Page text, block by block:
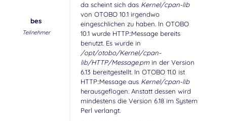
bes
Teilnehmer
da scheint sich das Kernel/cpan-lib
von OTOBO 10.1 irgendwo
eingeschlichen zu haben. In OTOBO
10.1 wurde HTTP::Message bereits
benutzt. Es wurde in
/opt/otobo/Kernel/cpan-
lib/HTTP/Message.pmin der Version
6.13 bereitgestellt. In OTOBO 11.0 ist
HTTP::Message aus Kernel/cpan-lib
herausgeflogen. Anstatt dessen wird
mindestens die Version 6.18 im System
Perl verlangt.